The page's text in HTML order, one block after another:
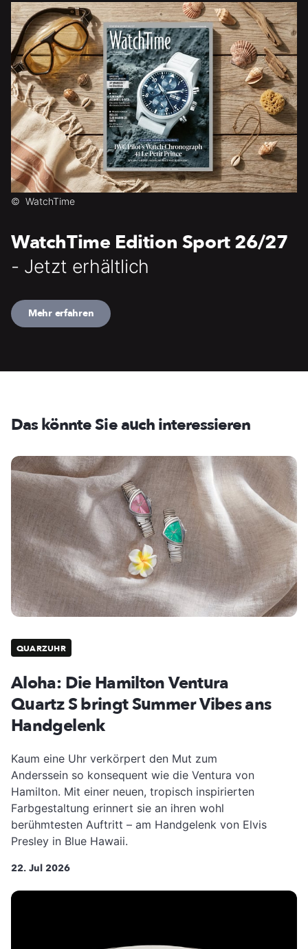
© WatchTime
WatchTime Edition Sport 26/27
- Jetzt erhältlich
Mehr erfahren
Das könnte Sie auch interessieren
QUARZUHR
Aloha: Die Hamilton Ventura
Quartz S bringt Summer Vibes ans
Handgelenk
Kaum eine Uhr verkörpert den Mut zum
Anderssein so konsequent wie die Ventura von
Hamilton. Mit einer neuen, tropisch inspirierten
Farbgestaltung erinnert sie an ihren wohl
berühmtesten Auftritt – am Handgelenk von Elvis
Presley in Blue Hawaii.
22. Jul 2026